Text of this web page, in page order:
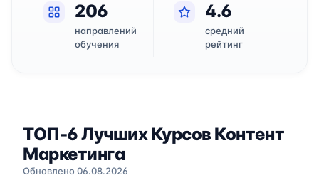
206
направлений
обучения
4.6
средний
рейтинг
ТОП-6 Лучших Курсов Контент
Маркетинга
Обновлено 06.08.2026